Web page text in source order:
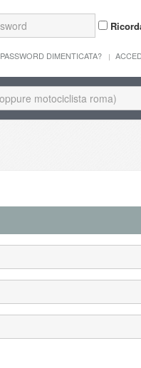
PASSWORD DIMENTICATA?